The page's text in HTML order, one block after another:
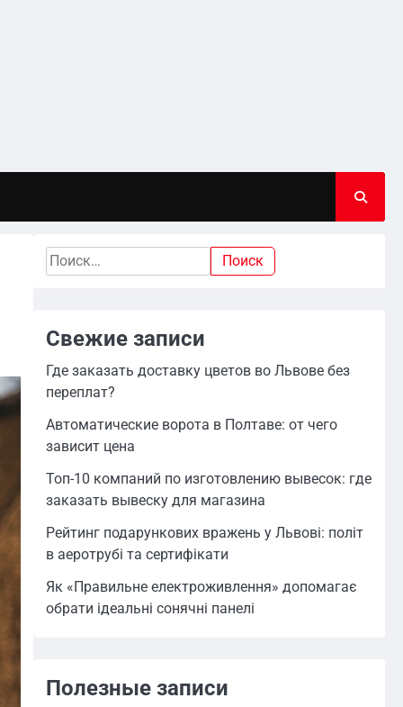
Найти:
Свежие записи
Где заказать доставку цветов во Львове без
переплат?
Автоматические ворота в Полтаве: от чего
зависит цена
Топ-10 компаний по изготовлению вывесок: где
заказать вывеску для магазина
Рейтинг подарункових вражень у Львові: політ
в аеротрубі та сертифікати
Як «Правильне електроживлення» допомагає
обрати ідеальні сонячні панелі
Полезные записи